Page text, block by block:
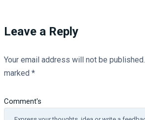
Leave a Reply
Your email address will not be published.
marked *
Comment's